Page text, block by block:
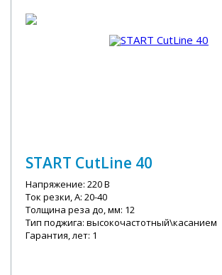
START CutLine 40
Напряжение: 220 В
Ток резки, А: 20-40
Толщина реза до, мм: 12
Тип поджига: высокочастотный\касанием
Гарантия, лет: 1